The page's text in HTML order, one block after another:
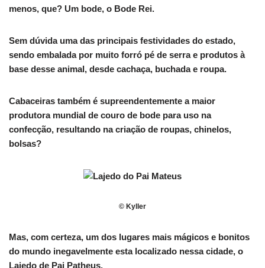
menos, que? Um bode, o Bode Rei.
Sem dúvida uma das principais festividades do estado,
sendo embalada por muito forró pé de serra e produtos à
base desse animal, desde cachaça, buchada e roupa.
Cabaceiras também é supreendentemente a maior
produtora mundial de couro de bode para uso na
confecção, resultando na criação de roupas, chinelos,
bolsas?
© Kyller
Mas, com certeza, um dos lugares mais mágicos e bonitos
do mundo inegavelmente esta localizado nessa cidade, o
Lajedo de Pai Patheus.